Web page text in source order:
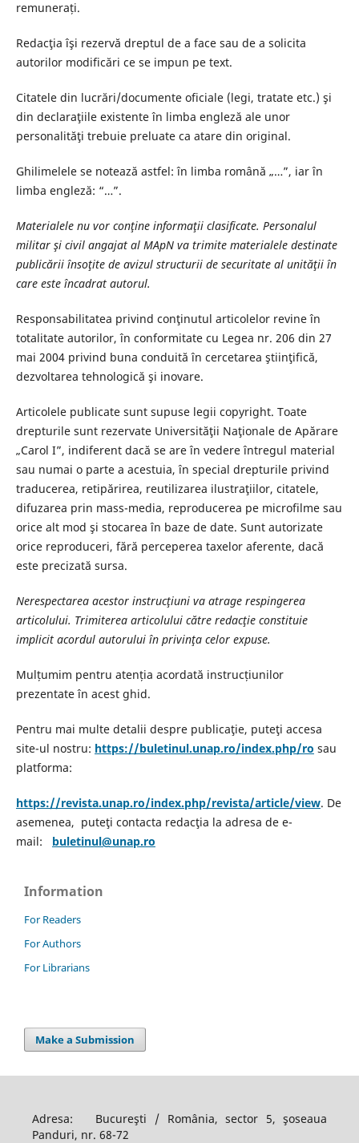
remunerați.
Redacţia îşi rezervă dreptul de a face sau de a solicita
autorilor modificări ce se impun pe text.
Citatele din lucrări/documente oficiale (legi, tratate etc.) şi
din declaraţiile existente în limba engleză ale unor
personalităţi trebuie preluate ca atare din original.
Ghilimelele se notează astfel: în limba română „…”, iar în
limba engleză: “…”.
Materialele nu vor conţine informaţii clasificate. Personalul
militar şi civil angajat al MApN va trimite materialele destinate
publicării însoţite de avizul structurii de securitate al unităţii în
care este încadrat autorul.
Responsabilitatea privind conţinutul articolelor revine în
totalitate autorilor, în conformitate cu Legea nr. 206 din 27
mai 2004 privind buna conduită în cercetarea ştiinţifică,
dezvoltarea tehnologică şi inovare.
Articolele publicate sunt supuse legii copyright. Toate
drepturile sunt rezervate Universităţii Naţionale de Apărare
„Carol I”, indiferent dacă se are în vedere întregul material
sau numai o parte a acestuia, în special drepturile privind
traducerea, retipărirea, reutilizarea ilustraţiilor, citatele,
difuzarea prin mass-media, reproducerea pe microfilme sau
orice alt mod şi stocarea în baze de date. Sunt autorizate
orice reproduceri, fără perceperea taxelor aferente, dacă
este precizată sursa.
Nerespectarea acestor instrucţiuni va atrage respingerea
articolului. Trimiterea articolului către redacţie constituie
implicit acordul autorului în privinţa celor expuse.
Mulțumim pentru atenția acordată instrucțiunilor
prezentate în acest ghid.
Pentru mai multe detalii despre publicaţie, puteţi accesa
site-ul nostru: https://buletinul.unap.ro/index.php/ro sau
platforma:
https://revista.unap.ro/index.php/revista/article/view. De
asemenea, puteţi contacta redacţia la adresa de e-
mail: buletinul@unap.ro
Information
For Readers
For Authors
For Librarians
Make a Submission
Adresa: Bucureşti / România, sector 5, şoseaua
Panduri, nr. 68-72